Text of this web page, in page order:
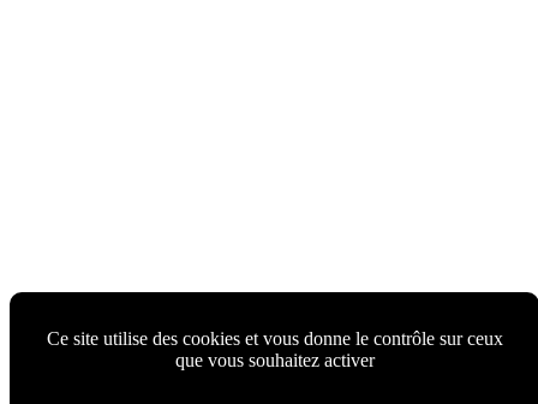
Ce site utilise des cookies et vous donne le contrôle sur ceux
que vous souhaitez activer